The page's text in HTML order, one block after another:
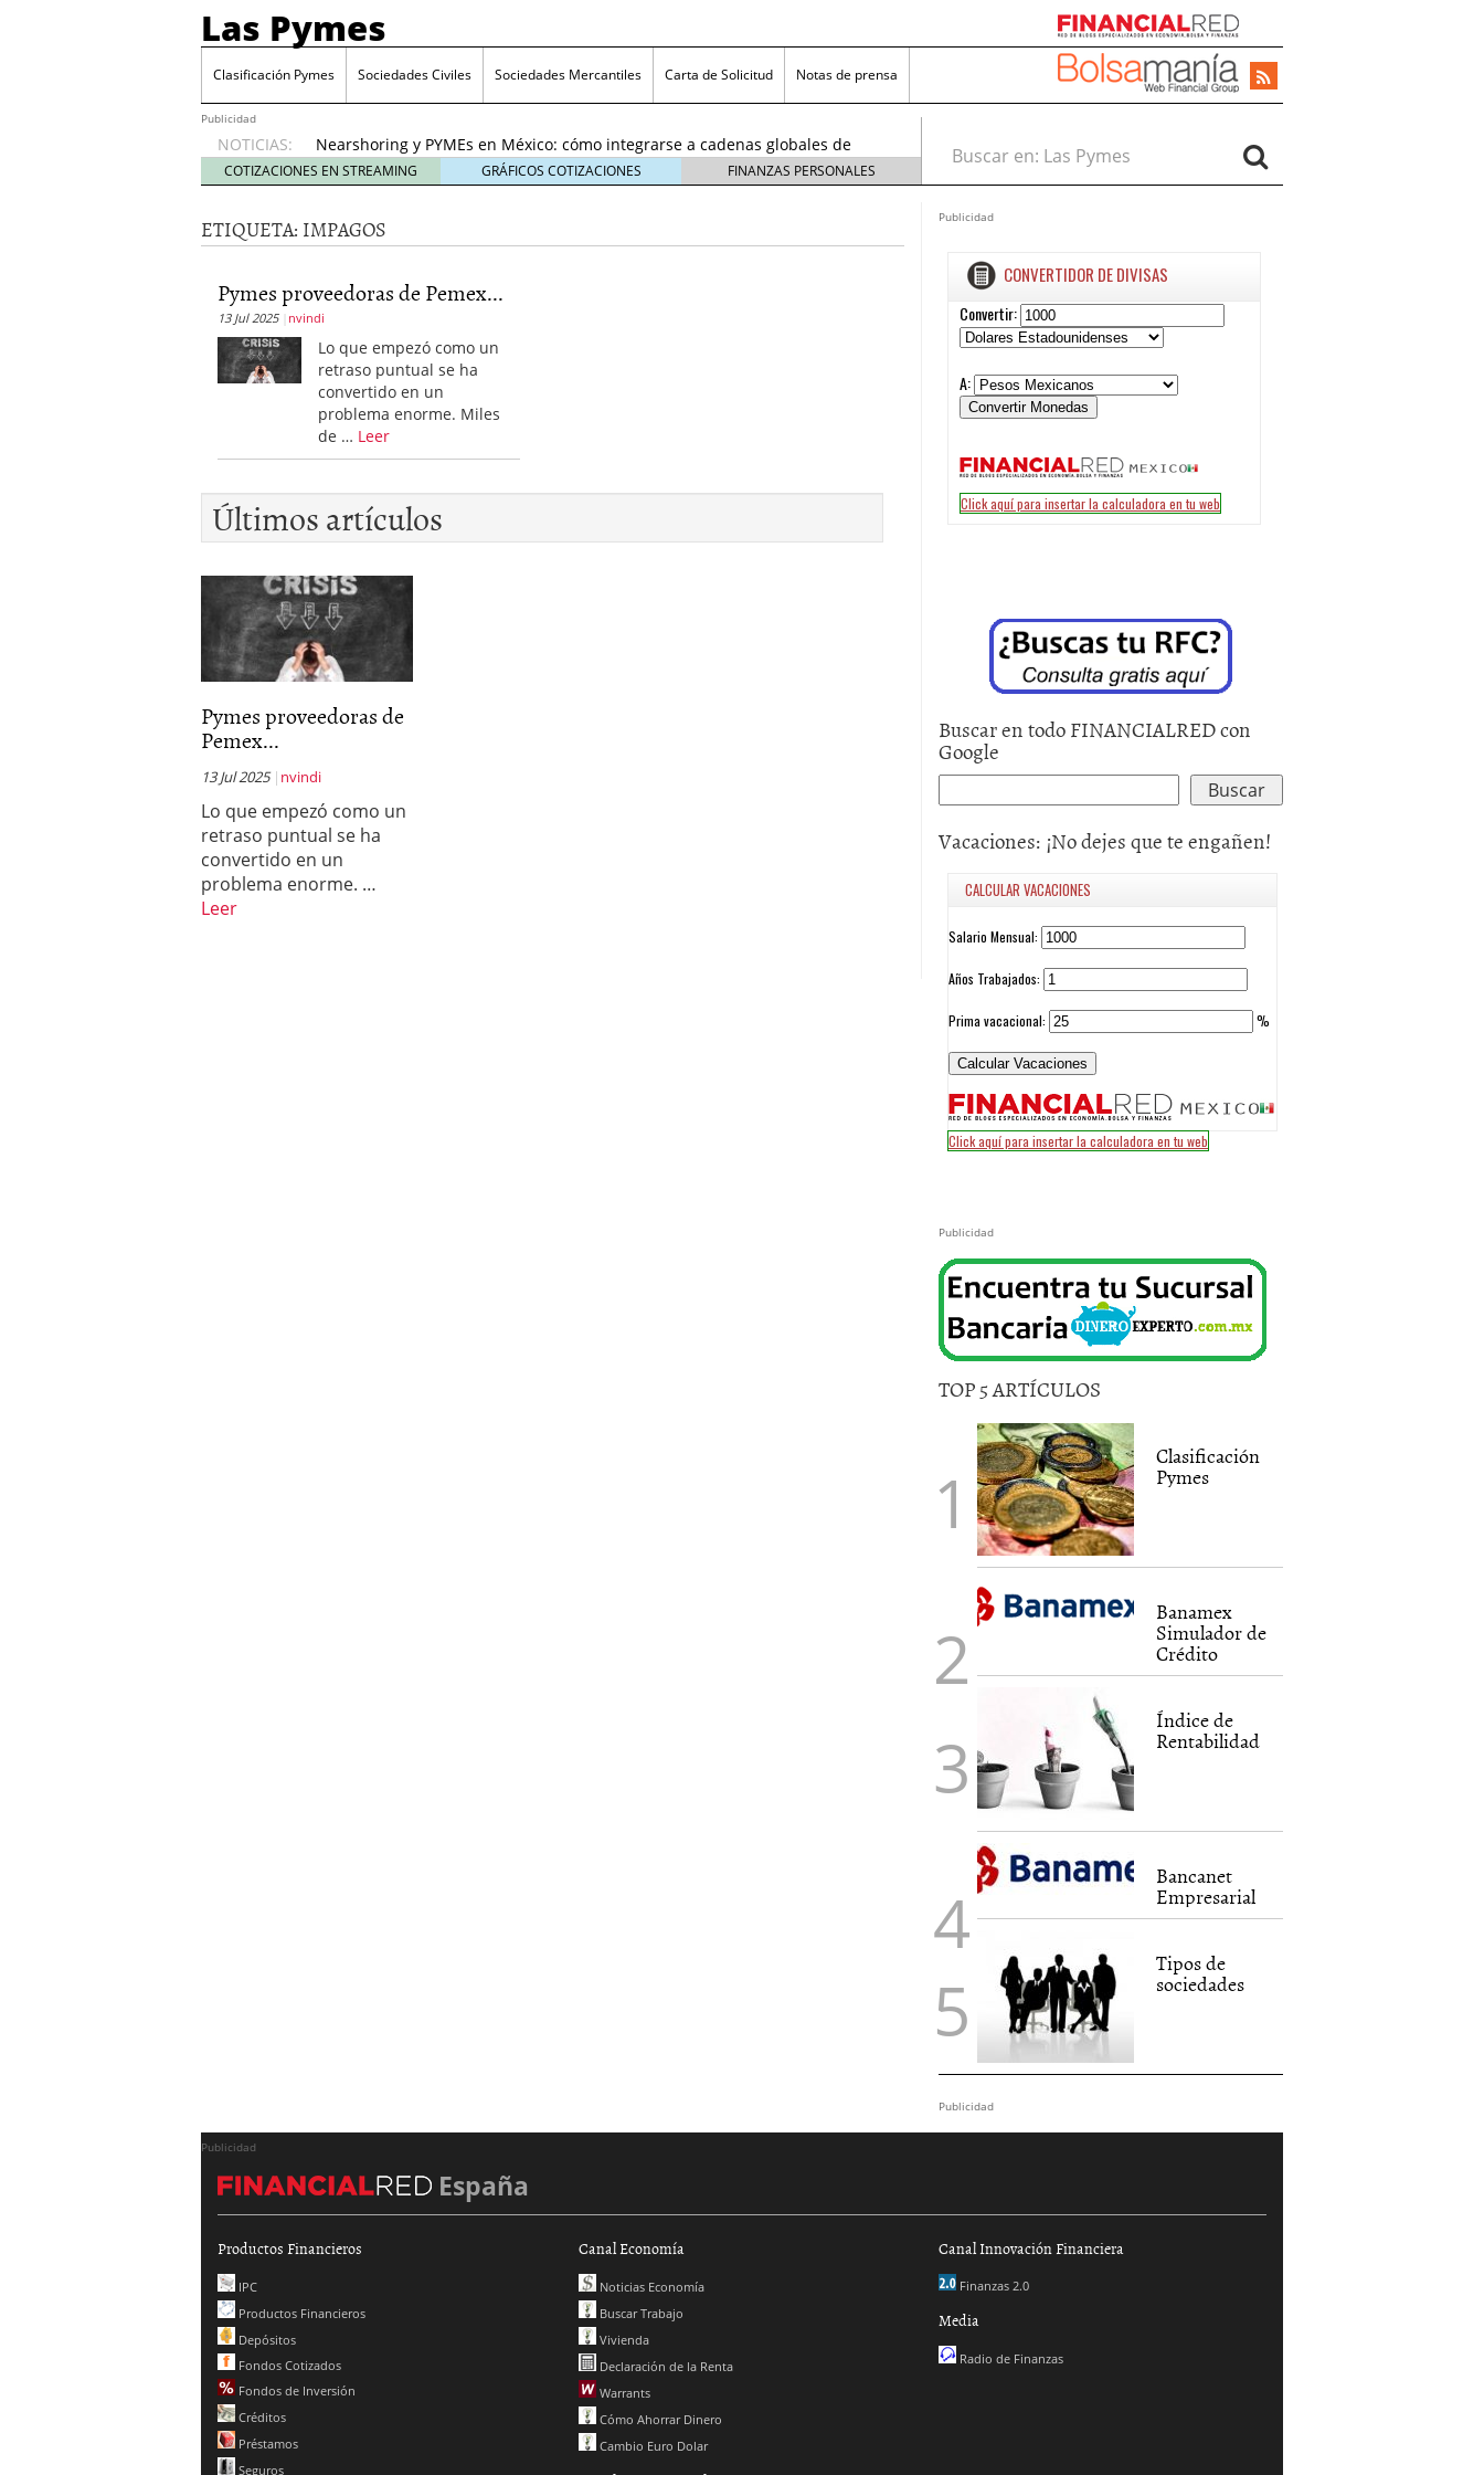
Las Pymes
Clasificación Pymes Sociedades Civiles Sociedades Mercantiles Carta de Solicitud Notas de prensa
Publicidad
NOTICIAS:
Retos de las PYMES Mexicanas rumbo al Mundial 2026: cómo prepararse
para la demanda de consumidores 6 enero, 2026
Turismo y PYMEs: qué segmentos están creciendo y cómo aprovechar la
Nearshoring y PYMEs en México: cómo integrarse a cadenas globales de
suministro 21 enero, 2026
El impacto del entorno económico 2026 en las pequeñas y medianas
Proveedores de Pemex en crisis: despidos y pérdidas en miles de PYMEs
Retos de las PYMES Mexicanas rumbo al Mundial 2026: cómo prepararse
para la demanda de consumidores
Turismo y PYMEs: qué segmentos están creciendo y cómo aprovechar la
demanda 26 enero, 2026
COTIZACIONES EN STREAMING GRÁFICOS COTIZACIONES FINANZAS PERSONALES
Buscar en:
ETIQUETA: IMPAGOS
Pymes proveedoras de Pemex...
13 Jul 2025 nvindi
Lo que empezó como un
retraso puntual se ha
convertido en un
problema enorme. Miles
de … Leer
Últimos artículos
Pymes proveedoras de
Pemex...
13 Jul 2025 nvindi
Lo que empezó como un
retraso puntual se ha
convertido en un
problema enorme. …
Leer
Publicidad
Buscar en todo FINANCIALRED con
Google
Vacaciones: ¡No dejes que te engañen!
Publicidad
TOP 5 ARTÍCULOS
Clasificación
Pymes
Banamex
Simulador de
Crédito
Índice de
Rentabilidad
Bancanet
Empresarial
Tipos de
sociedades
Publicidad
Publicidad
España
Productos Financieros
IPC
Productos Financieros
Depósitos
Fondos Cotizados
Fondos de Inversión
Créditos
Préstamos
Seguros
Canal Economía
Noticias Economía
Buscar Trabajo
Vivienda
Declaración de la Renta
Warrants
Cómo Ahorrar Dinero
Cambio Euro Dolar
Canal Innovación Financiera
Finanzas 2.0
Media
Radio de Finanzas